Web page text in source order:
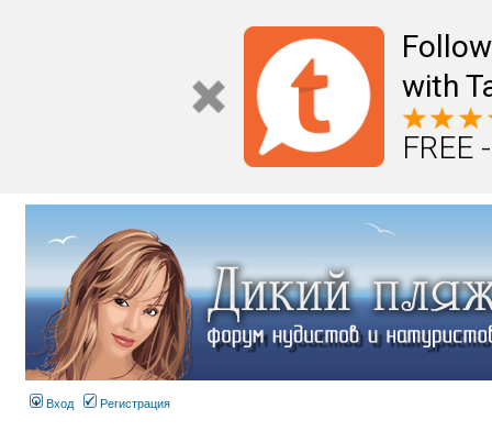
with
FREE
Вход Регистрация